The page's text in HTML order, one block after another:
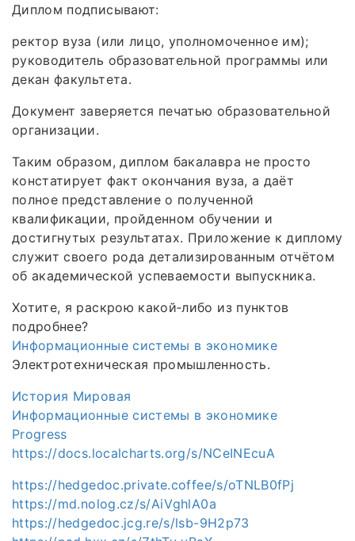
Диплом подписывают:
ректор вуза (или лицо, уполномоченное им);
руководитель образовательной программы или
декан факультета.
Документ заверяется печатью образовательной
организации.
Таким образом, диплом бакалавра не просто
констатирует факт окончания вуза, а даёт
полное представление о полученной
квалификации, пройденном обучении и
достигнутых результатах. Приложение к диплому
служит своего рода детализированным отчётом
об академической успеваемости выпускника.
Хотите, я раскрою какой‑либо из пунктов
подробнее?
Информационные системы в экономике
Электротехническая промышленность.
История Мировая
Информационные системы в экономике
Progress
https://docs.localcharts.org/s/NCeINEcuA
https://hedgedoc.private.coffee/s/oTNLB0fPj
https://md.nolog.cz/s/AiVghlA0a
https://hedgedoc.jcg.re/s/lsb-9H2p73